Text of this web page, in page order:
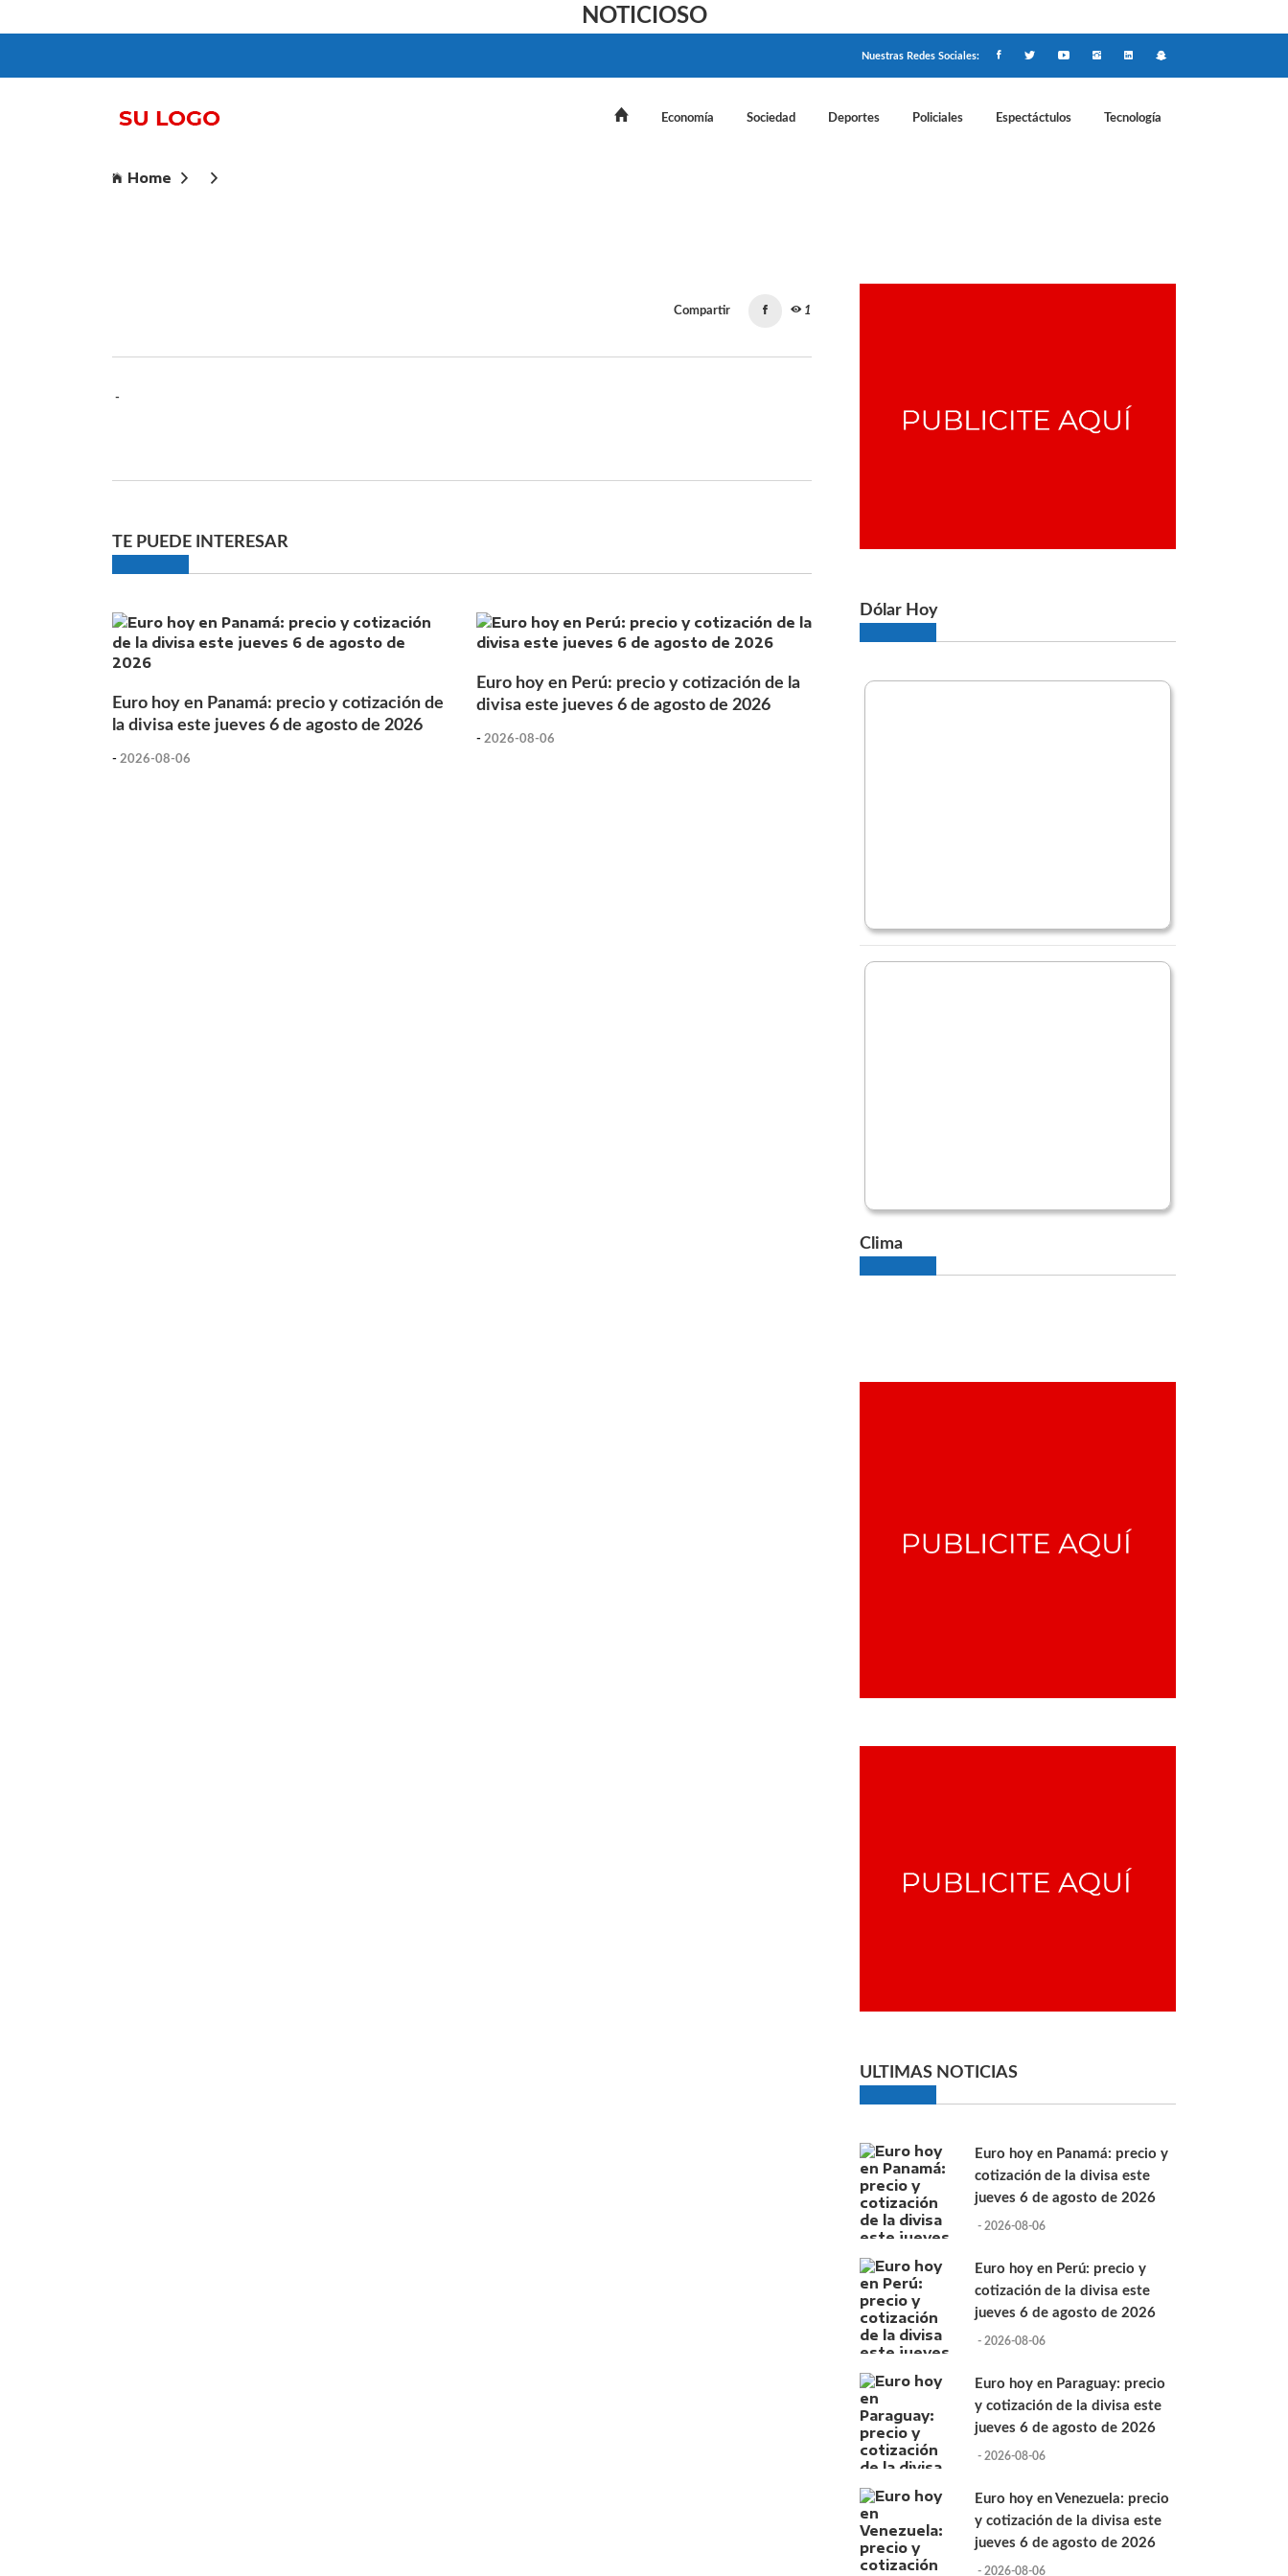
NOTICIOSO
Nuestras Redes Sociales:
Economía Sociedad Deportes Policiales Espectáctulos Tecnología
Home
Compartir 1
-
TE PUEDE INTERESAR
Euro hoy en Panamá: precio y cotización de
la divisa este jueves 6 de agosto de 2026
- 2026-08-06
Euro hoy en Perú: precio y cotización de la
divisa este jueves 6 de agosto de 2026
- 2026-08-06
Dólar Hoy
Clima
ULTIMAS NOTICIAS
Euro hoy en Panamá: precio y
cotización de la divisa este
jueves 6 de agosto de 2026
- 2026-08-06
Euro hoy en Perú: precio y
cotización de la divisa este
jueves 6 de agosto de 2026
- 2026-08-06
Euro hoy en Paraguay: precio
y cotización de la divisa este
jueves 6 de agosto de 2026
- 2026-08-06
Euro hoy en Venezuela: precio
y cotización de la divisa este
jueves 6 de agosto de 2026
- 2026-08-06